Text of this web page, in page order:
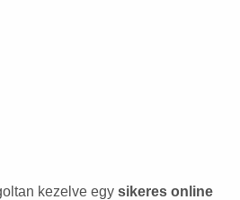
kezelve egy sikeres online